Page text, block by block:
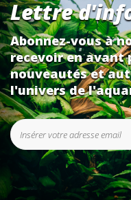
Lettre
Abonnez-vous à
recevoir en avant
nouveautés et
l'univers de